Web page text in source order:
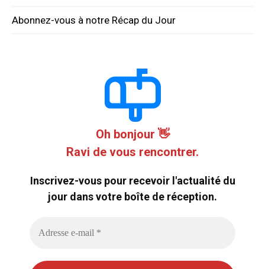
Abonnez-vous à notre Récap du Jour
Oh bonjour 👋
Ravi de vous rencontrer.
Inscrivez-vous pour recevoir l'actualité du
jour dans votre boîte de réception.